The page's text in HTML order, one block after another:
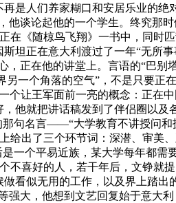
是人们养家糊口和安居乐业的
谈论起他的一个学生。终究那
《随椋鸟飞翔》一书中，同时
坦正在意大利渡过了一年“无所
正在他的讲堂上。言语的“巴
一个角落的空气”，不是只要
个让王军面前一亮的概念：正
他就把讲话稿发到了伴侣圈以
那句名言——“大学教育不讲授
给出了三个环节词：深潜、审
一个平易近族，某大学每年都
不喜好的人，若干年后，文铮
看似无用的工作，以及界上踏
大，他想到文艺回复始于意大